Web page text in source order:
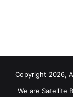
We are Satellite